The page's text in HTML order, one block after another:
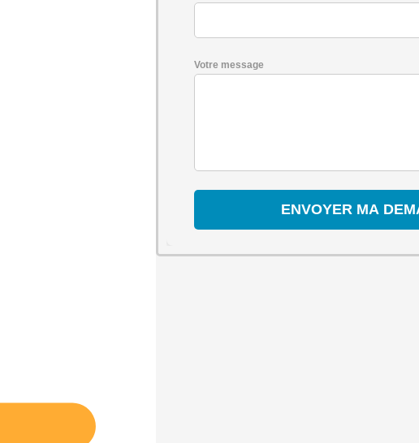
Votre message